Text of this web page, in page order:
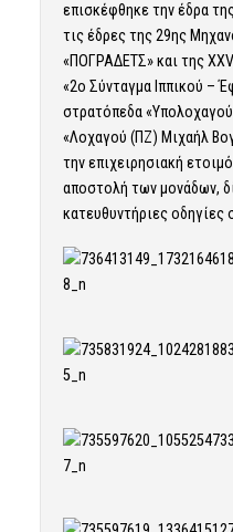
επισκέφθηκε την έδρα
τις έδρες της 29ης
«ΠΟΓΡΑΔΕΤΣ» και της
«2ο Σύνταγμα Ιππικού –
στρατόπεδα
«Λοχαγού (ΠΖ) Μιχαήλ
την επιχειρησιακή
αποστολή των μονάδων,
κατευθυντήριες οδηγίες